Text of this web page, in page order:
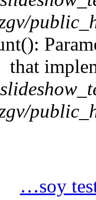
that
…soy